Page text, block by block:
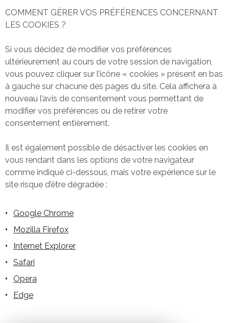
COMMENT GÉRER VOS PRÉFÉRENCES CONCERNANT
LES COOKIES ?
Si vous décidez de modifier vos préférences
ultérieurement au cours de votre session de navigation,
vous pouvez cliquer sur l’icône « cookies » présent en bas
à gauche sur chacune des pages du site. Cela affichera à
nouveau l’avis de consentement vous permettant de
modifier vos préférences ou de retirer votre
consentement entièrement.
Il est également possible de désactiver les cookies en
vous rendant dans les options de votre navigateur
comme indiqué ci-dessous, mais votre expérience sur le
site risque d’être dégradée :
Google Chrome
Mozilla Firefox
Internet Explorer
Safari
Opera
Edge